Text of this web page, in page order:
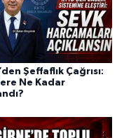
Şeffaflık Çağrısı:
Ne Kadar